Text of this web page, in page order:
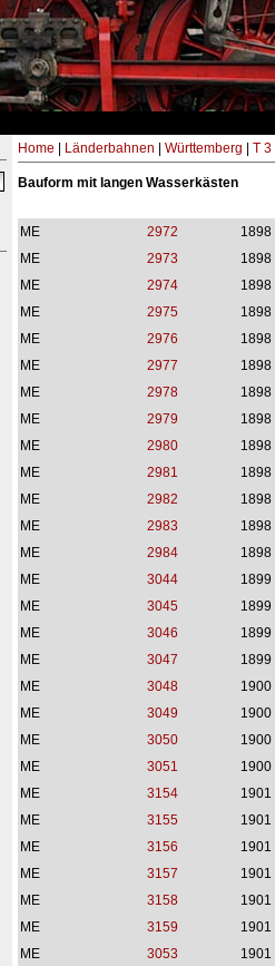
Home Länderbahnen Württemberg T 3|
Bauform mit langen Wasserkästen
ME 2972 1898
ME
2973 1898
ME
2974 1898
ME
2975 1898
ME
2976 1898
ME
2977 1898
ME
2978 1898
ME
2979 1898
ME
2980 1898
ME
2981 1898
ME
2982 1898
ME
2983 1898
ME
2984 1898
ME
3044 1899
ME
3045 1899
ME
3046 1899
ME
3047 1899
ME
3048 1900
ME
3049 1900
ME
3050 1900
ME
3051 1900
ME
3154 1901
ME
3155 1901
ME
3156 1901
ME
3157 1901
ME
3158 1901
ME
3159 1901
ME
3053 1901